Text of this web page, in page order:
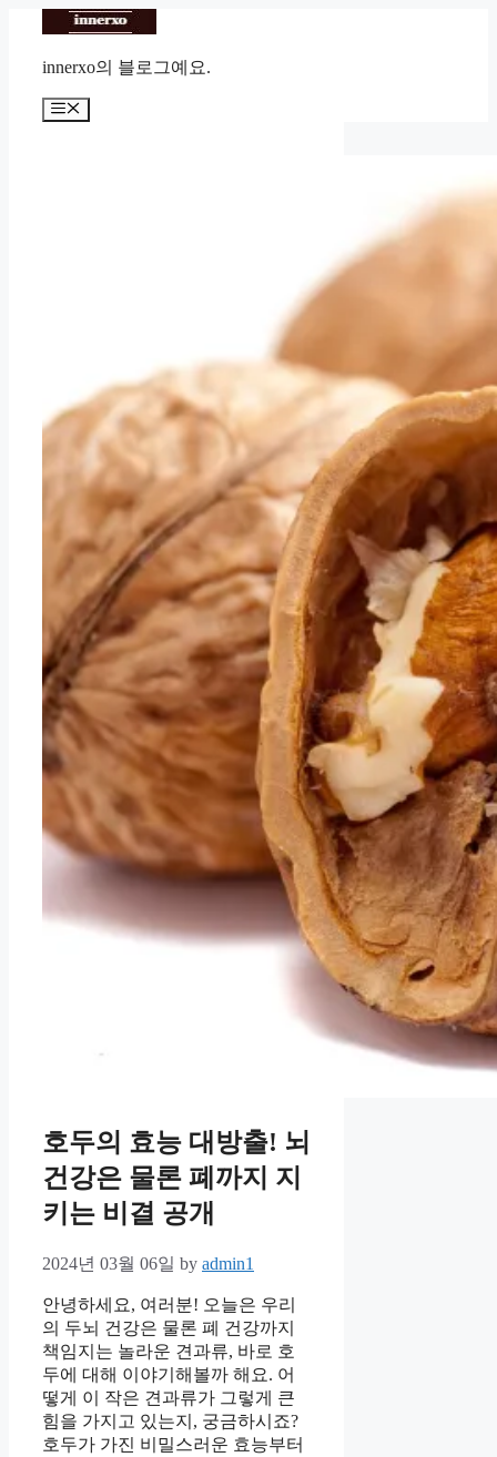
content
innerxo의 블로그예요.
Menu
호두의 효능 대방출! 뇌
건강은 물론 폐까지 지
키는 비결 공개
2024년 03월 06일 by admin1
안녕하세요, 여러분! 오늘은 우리
의 두뇌 건강은 물론 폐 건강까지
책임지는 놀라운 견과류, 바로 호
두에 대해 이야기해볼까 해요. 어
떻게 이 작은 견과류가 그렇게 큰
힘을 가지고 있는지, 궁금하시죠?
호두가 가진 비밀스러운 효능부터